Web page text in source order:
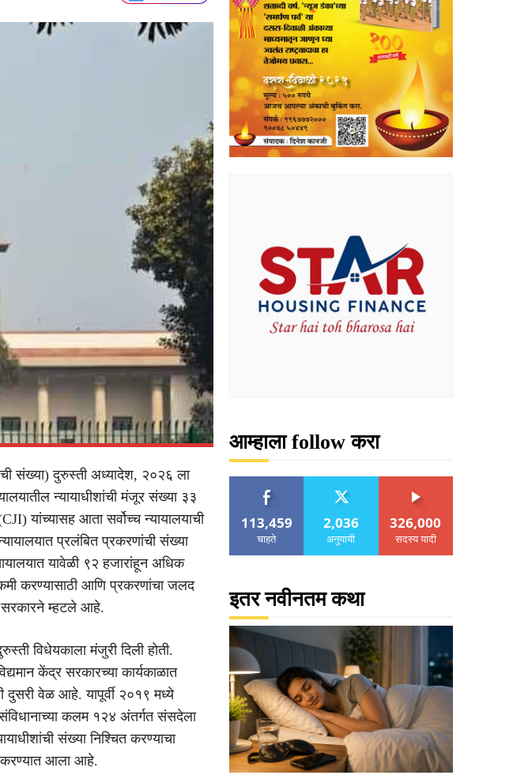
संख्या) दुरुस्ती अध्यादेश, २०२६ ला
न्यायाधीशांची मंजूर संख्या ३३
यांच्यासह आता सर्वोच्च न्यायालयाची
प्रलंबित प्रकरणांची संख्या
यावेळी ९२ हजारांहून अधिक
करण्यासाठी आणि प्रकरणांचा जलद
सरकारने म्हटले आहे.
विधेयकाला मंजुरी दिली होती.
केंद्र सरकारच्या कार्यकाळात
दुसरी वेळ आहे. यापूर्वी २०१९ मध्ये
कलम १२४ अंतर्गत संसदेला
संख्या निश्चित करण्याचा
करण्यात आला आहे.
आम्हाला follow करा
113,459
चाहते
2,036
अनुयायी
326,000
सदस्य यादी
इतर नवीनतम कथा